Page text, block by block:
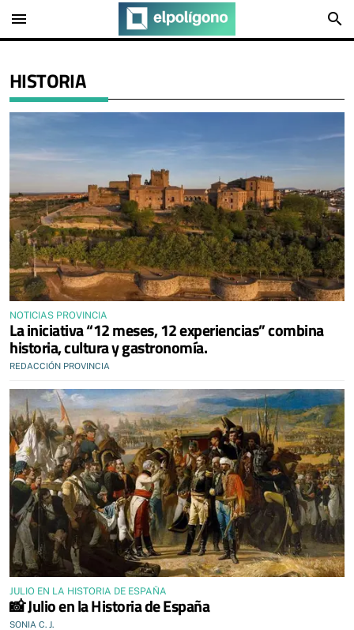
menu search
HISTORIA
NOTICIAS PROVINCIA
La iniciativa “12 meses, 12 experiencias” combina
historia, cultura y gastronomía.
REDACCIÓN PROVINCIA
JULIO EN LA HISTORIA DE ESPAÑA
📸 Julio en la Historia de España
SONIA C. J.